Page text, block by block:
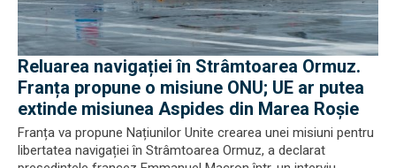
Reluarea navigației în Strâmtoarea Ormuz.
Franța propune o misiune ONU; UE ar putea
extinde misiunea Aspides din Marea Roşie
Franța va propune Națiunilor Unite crearea unei misiuni pentru
libertatea navigației în Strâmtoarea Ormuz, a declarat